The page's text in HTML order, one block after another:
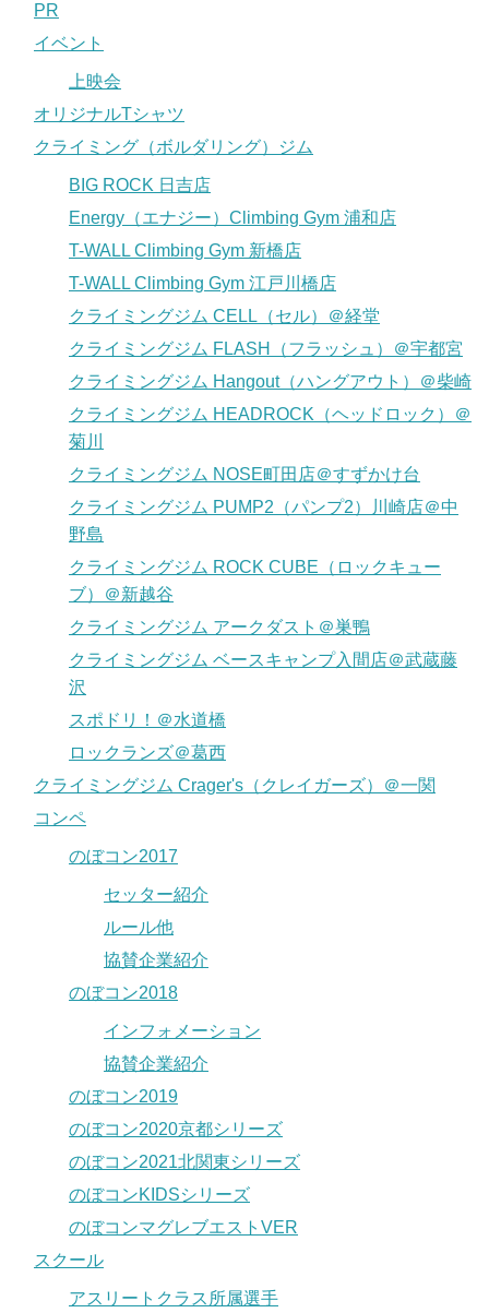
PR
イベント
上映会
オリジナルTシャツ
クライミング（ボルダリング）ジム
BIG ROCK 日吉店
Energy（エナジー）Climbing Gym 浦和店
T-WALL Climbing Gym 新橋店
T-WALL Climbing Gym 江戸川橋店
クライミングジム CELL（セル）＠経堂
クライミングジム FLASH（フラッシュ）＠宇都宮
クライミングジム Hangout（ハングアウト）＠柴崎
クライミングジム HEADROCK（ヘッドロック）＠
菊川
クライミングジム NOSE町田店＠すずかけ台
クライミングジム PUMP2（パンプ2）川崎店＠中
野島
クライミングジム ROCK CUBE（ロックキュー
ブ）＠新越谷
クライミングジム アークダスト＠巣鴨
クライミングジム ベースキャンプ入間店＠武蔵藤
沢
スポドリ！＠水道橋
ロックランズ＠葛西
クライミングジム Crager's（クレイガーズ）＠一関
コンペ
のぼコン2017
セッター紹介
ルール他
協賛企業紹介
のぼコン2018
インフォメーション
協賛企業紹介
のぼコン2019
のぼコン2020京都シリーズ
のぼコン2021北関東シリーズ
のぼコンKIDSシリーズ
のぼコンマグレブエストVER
スクール
アスリートクラス所属選手